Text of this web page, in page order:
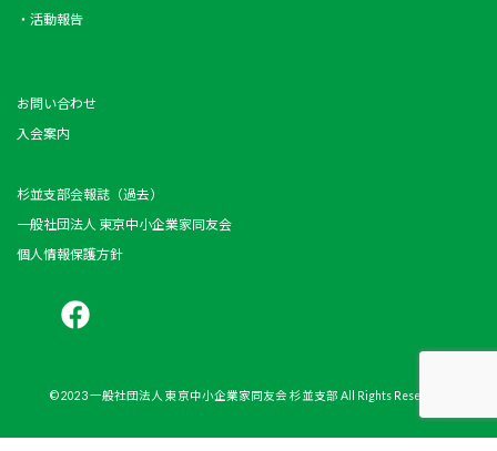
・活動報告
お問い合わせ
入会案内
杉並支部会報誌（過去）
一般社団法人 東京中小企業家同友会
個人情報保護方針
© 2023 一般社団法人 東京中小企業家同友会 杉並支部 All Rights Reserved.